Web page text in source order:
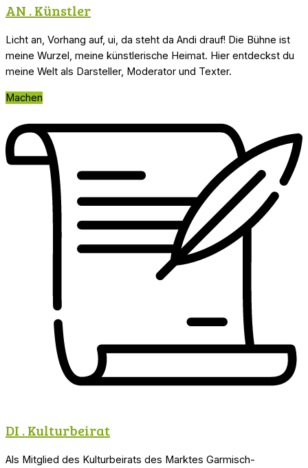
AN .Künstler
Licht an, Vorhang auf, ui, da steht da Andi drauf! Die Bühne ist
meine Wurzel, meine künstlerische Heimat. Hier entdeckst du
meine Welt als Darsteller, Moderator und Texter.
Machen
DI .Kulturbeirat
Als Mitglied des Kulturbeirats des Marktes Garmisch-